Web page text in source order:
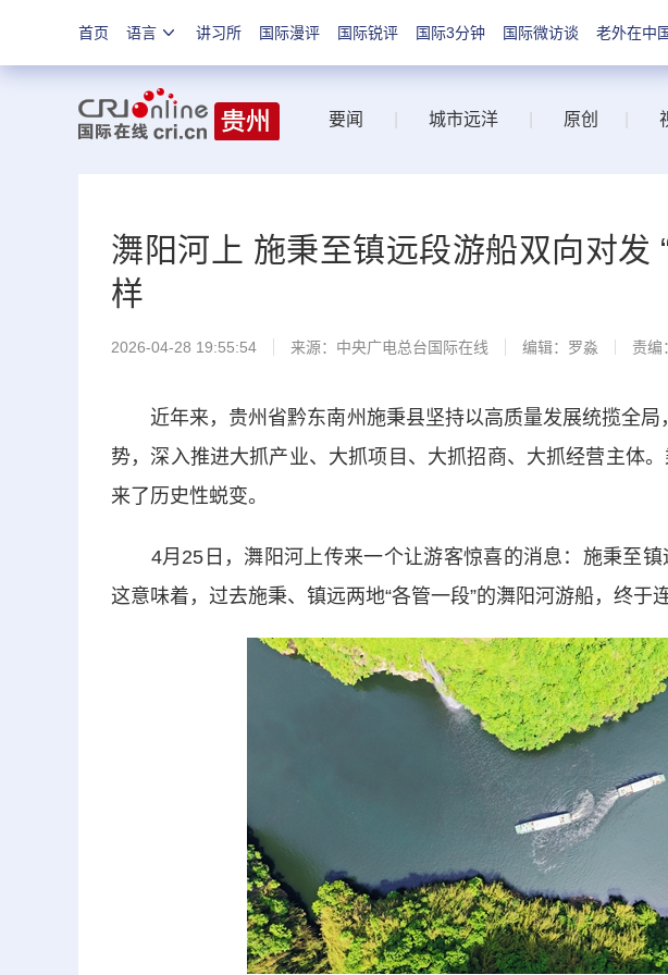
首页 语言 讲习所 国际漫评 国际锐评 国际3分钟 国际微访谈 老外在中
要闻 城市远洋 原创
㵲阳河上 施秉至镇远段游船双向对发
样
2026-04-28 19:55:54 来源：中央广电总台国际在线 编辑：罗淼 责编
近年来，贵州省黔东南州施秉县坚持以高质量发展统揽全局
势，深入推进大抓产业、大抓项目、大抓招商、大抓经营主体
来了历史性蜕变。
4月25日，㵲阳河上传来一个让游客惊喜的消息：施秉至镇
这意味着，过去施秉、镇远两地“各管一段”的㵲阳河游船，终于连